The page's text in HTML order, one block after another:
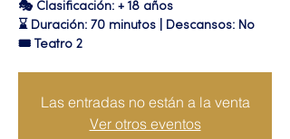
🎭 Clasificación: + 18 años
⌛ Duración: 70 minutos | Descansos: No
🎟 Teatro 2
Las entradas no están a la venta
Ver otros eventos